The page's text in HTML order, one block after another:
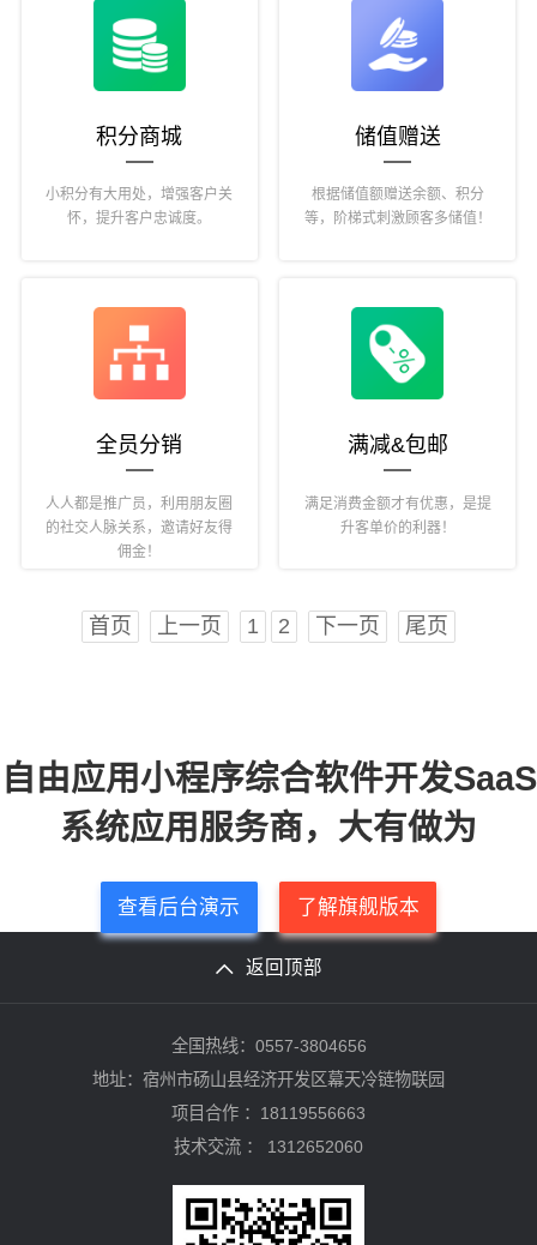
积分商城
小积分有大用处，增强客户关
怀，提升客户忠诚度。
储值赠送
根据储值额赠送余额、积分
等，阶梯式刺激顾客多储值！
全员分销
人人都是推广员，利用朋友圈
的社交人脉关系，邀请好友得
佣金！
满减&包邮
满足消费金额才有优惠，是提
升客单价的利器！
首页 上一页 1 2 下一页 尾页
自由应用小程序综合软件开发SaaS
系统应用服务商，大有做为
查看后台演示 了解旗舰版本
返回顶部
全国热线：0557-3804656
地址：宿州市砀山县经济开发区幕天冷链物联园
项目合作 ：18119556663
技术交流 ： 1312652060